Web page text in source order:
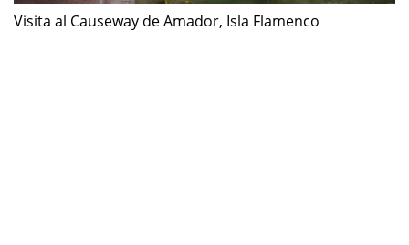
Visita al Causeway de Amador, Isla Flamenco